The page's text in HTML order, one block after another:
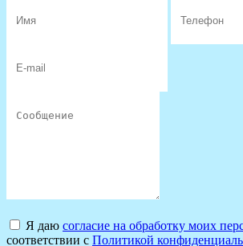
Я даю согласие на обработку моих
соответствии с Политикой